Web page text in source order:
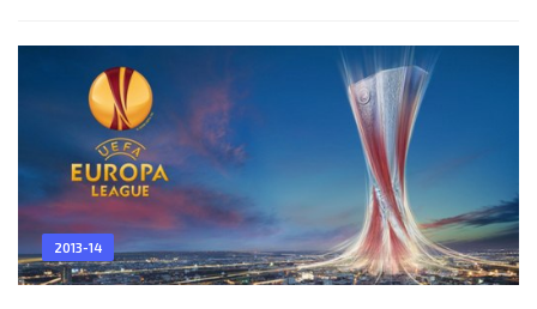
(Якуп Йохансен, 73), Хогни Мадсен (Арнхольд Кристиансен, 90),
Ханус Торлейфсон (Александар Йовевич, 28),
2013-14